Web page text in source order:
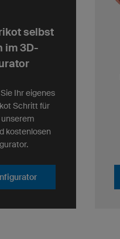
selbst
im 3D-
Ihr eigenes
Schritt für
kostenlosen